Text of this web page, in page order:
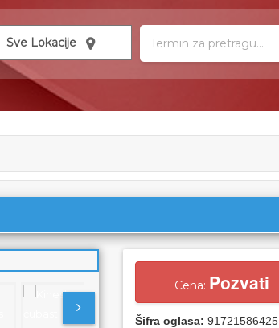
Cena: Pozvati
Šifra oglasa:91721586425